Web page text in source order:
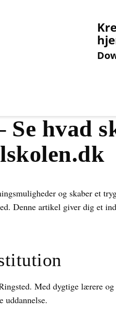
Se hvad
og skaber et
Denne artikel giver dig et
Med dygtige lærere
uddannelse.